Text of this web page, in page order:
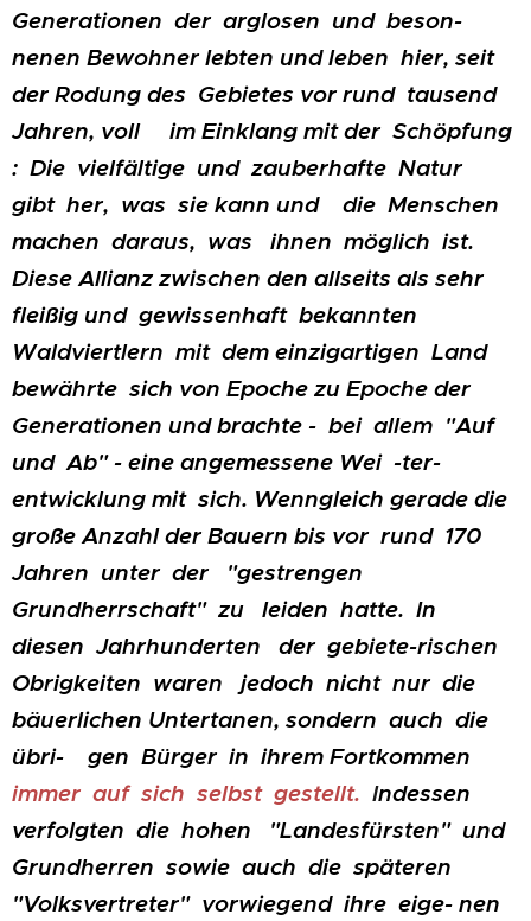
Generationen der arglosen und beson-
nenen Bewohner Iebten und leben hier, seit
der Rodung des Gebietes vor rund tausend
Jahren, voll im Einklang mit der Schöpfung
: Die vielfältige und zauberhafte Natur
gibt her, was sie kann und die Menschen
machen daraus, was ihnen möglich ist.
Diese Allianz zwischen den allseits als sehr
fleißig und gewissenhaft bekannten
Waldviertlern mit dem einzigartigen Land
bewährte sich von Epoche zu Epoche der
Generationen und brachte - bei allem "Auf
und Ab" - eine angemessene Wei -ter-
entwicklung mit sich. Wenngleich gerade die
große Anzahl der Bauern bis vor rund 170
Jahren unter der "gestrengen
Grundherrschaft" zu leiden hatte. In
diesen Jahrhunderten der gebiete-rischen
Obrigkeiten waren jedoch nicht nur die
bäuerlichen Untertanen, sondern auch die
übri- gen Bürger in ihrem Fortkommen
immer auf sich selbst gestellt. Indessen
verfolgten die hohen "Landesfürsten" und
Grundherren sowie auch die späteren
"Volksvertreter" vorwiegend ihre eige- nen